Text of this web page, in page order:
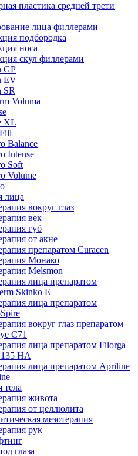
пластика средней трети
лица филлерами
подбородка
носа
скул филлерами
GP
EV
SR
Voluma
XL
Balance
Intense
Soft
Volume
лица
вокруг глаз
век
губ
от акне
препаратом Curacen
Монако
Melsmon
лица препаратом
Skinko E
лица препаратом
вокруг глаз препаратом
С71
лица препаратом Filorga
HA
лица препаратом Apriline
тела
живота
от целлюлита
мезотерапия
рук
глаза